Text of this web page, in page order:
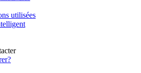
utilisées